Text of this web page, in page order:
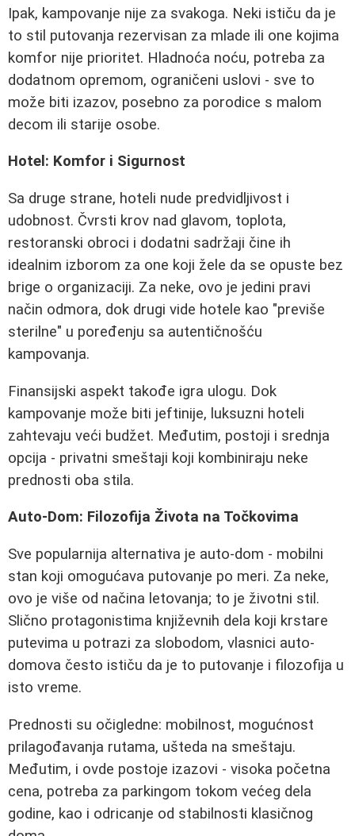
Ipak, kampovanje nije za svakoga. Neki ističu da je
to stil putovanja rezervisan za mlade ili one kojima
komfor nije prioritet. Hladnoća noću, potreba za
dodatnom opremom, ograničeni uslovi - sve to
može biti izazov, posebno za porodice s malom
decom ili starije osobe.
Hotel: Komfor i Sigurnost
Sa druge strane, hoteli nude predvidljivost i
udobnost. Čvrsti krov nad glavom, toplota,
restoranski obroci i dodatni sadržaji čine ih
idealnim izborom za one koji žele da se opuste bez
brige o organizaciji. Za neke, ovo je jedini pravi
način odmora, dok drugi vide hotele kao "previše
sterilne" u poređenju sa autentičnošću
kampovanja.
Finansijski aspekt takođe igra ulogu. Dok
kampovanje može biti jeftinije, luksuzni hoteli
zahtevaju veći budžet. Međutim, postoji i srednja
opcija - privatni smeštaji koji kombiniraju neke
prednosti oba stila.
Auto-Dom: Filozofija Života na Točkovima
Sve popularnija alternativa je auto-dom - mobilni
stan koji omogućava putovanje po meri. Za neke,
ovo je više od načina letovanja; to je životni stil.
Slično protagonistima književnih dela koji krstare
putevima u potrazi za slobodom, vlasnici auto-
domova često ističu da je to putovanje i filozofija u
isto vreme.
Prednosti su očigledne: mobilnost, mogućnost
prilagođavanja rutama, ušteda na smeštaju.
Međutim, i ovde postoje izazovi - visoka početna
cena, potreba za parkingom tokom većeg dela
godine, kao i odricanje od stabilnosti klasičnog